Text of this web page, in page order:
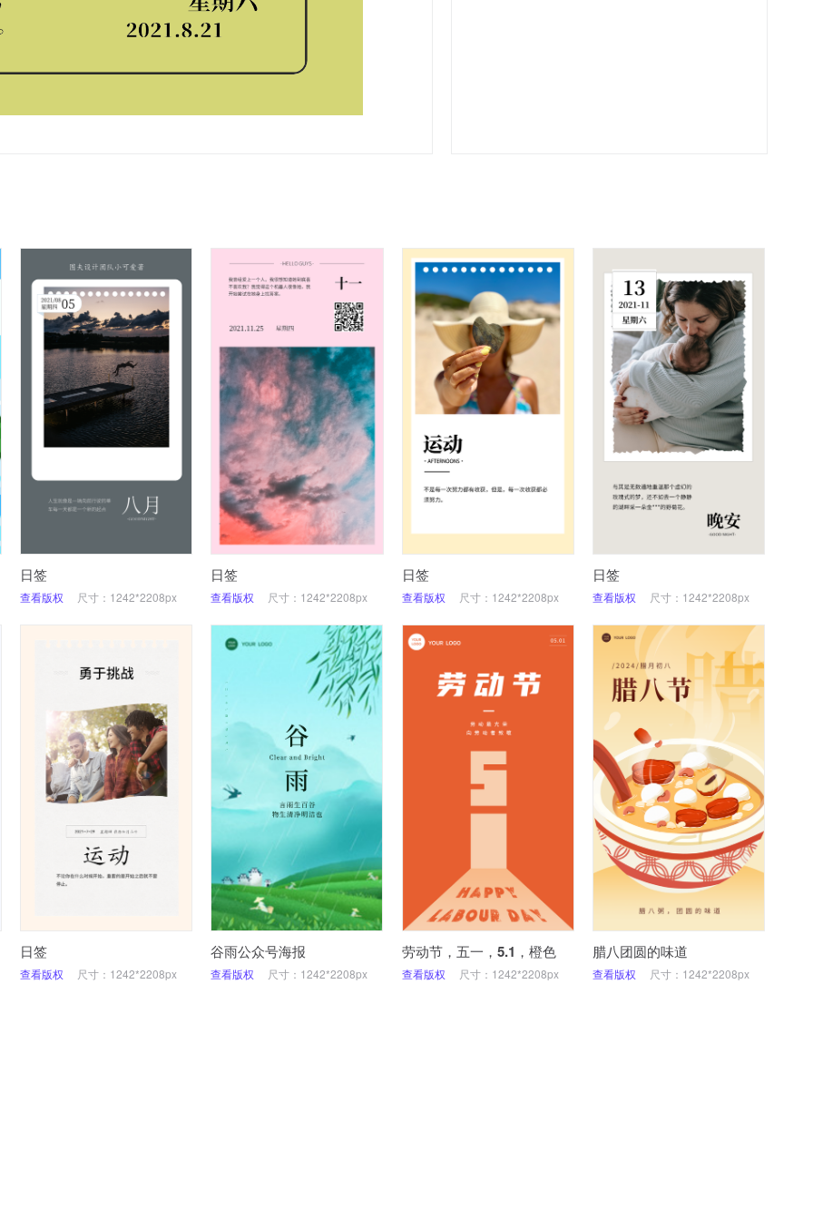
日签
查看版权 尺寸：1242*2208px
日签
查看版权 尺寸：1242*2208px
日签
查看版权 尺寸：1242*2208px
日签
查看版权 尺寸：1242*2208px
日签
查看版权 尺寸：1242*2208px
谷雨公众号海报
查看版权 尺寸：1242*2208px
劳动节，五一，5.1，橙色
查看版权 尺寸：1242*2208px
腊八团圆的味道
查看版权 尺寸：1242*2208px